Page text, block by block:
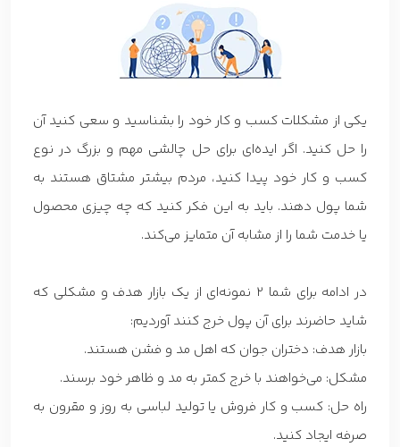
یکی از مشکلات کسب و کار خود را بشناسید و سعی کنید آن
را حل کنید. اگر ایده‌ای برای حل چالشی مهم و بزرگ در نوع
کسب و کار خود پیدا کنید، مردم بیشتر مشتاق هستند به
شما پول دهند. باید به این فکر کنید که چه چیزی محصول
یا خدمت شما را از مشابه آن متمایز می‌کند.
در ادامه برای شما 2 نمونه‌ای از یک بازار هدف و مشکلی که
شاید حاضرند برای آن پول خرج کنند آوردیم:
بازار هدف: دختران جوان که اهل مد و فشن هستند.
مشکل: می‌خواهند با خرج کمتر به مد و ظاهر خود برسند.
راه حل: کسب و کار فروش یا تولید لباسی به روز و مقرون به
صرفه ایجاد کنید.